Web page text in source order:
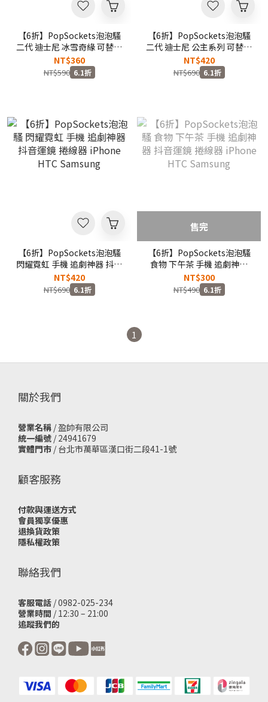
【6折】PopSockets泡泡騷
二代 迪士尼 冰雪奇緣 可替換
泡泡帽 追劇神器 抖音 捲線器
iPhone HTC
Samsung【100818】
NT$360
NT$590 6.1折
【6折】PopSockets泡泡騷
二代 迪士尼 公主系列 可替換
泡泡帽 追劇神器 抖音 捲線器
iPhone HTC
Samsung【100854】
NT$420
NT$690 6.1折
【6折】PopSockets泡泡騷
閃耀霓虹 手機 追劇神器 抖音
運鏡 捲線器 iPhone HTC
Samsung
NT$420
NT$690 6.1折
售完
【6折】PopSockets泡泡騷
食物 下午茶 手機 追劇神器
抖音運鏡 捲線器 iPhone
HTC Samsung
NT$300
NT$490 6.1折
1
關於我們
營業名稱 / 盈帥有限公司
統一編號 / 24941679
實體門市 / 台北市萬華區漢口街二段41-1號
顧客服務
付款與運送方式
會員獨享優惠
退換貨政策
隱私權政策
聯絡我們
客服電話 / 0982-025-234
營業時間 / 12:30 – 21:00
追蹤我們的